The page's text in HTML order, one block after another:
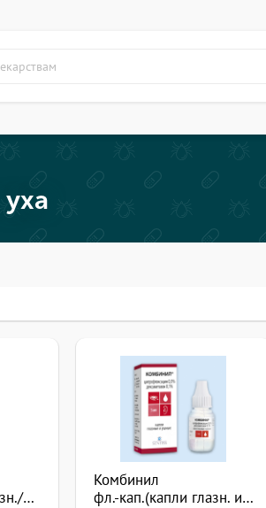
фл.-кап.(капли глазн./ушн.) 0,3% 5мл
Комбинил
фл.-кап.(капли глазн. и ушн.) 5мл